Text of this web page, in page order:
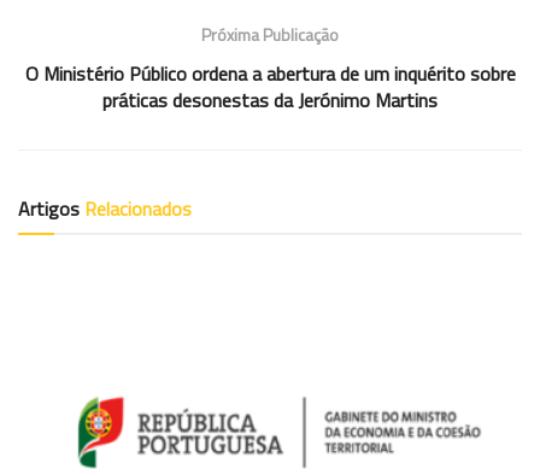
Próxima Publicação
O Ministério Público ordena a abertura de um inquérito sobre
práticas desonestas da Jerónimo Martins
Artigos Relacionados